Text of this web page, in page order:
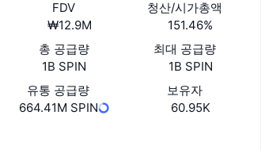
FDV
₩12.9M
청산/시가총액
151.46%
총 공급량
1B SPIN
최대 공급량
1B SPIN
유통 공급량
664.41M SPIN
보유자
60.95K